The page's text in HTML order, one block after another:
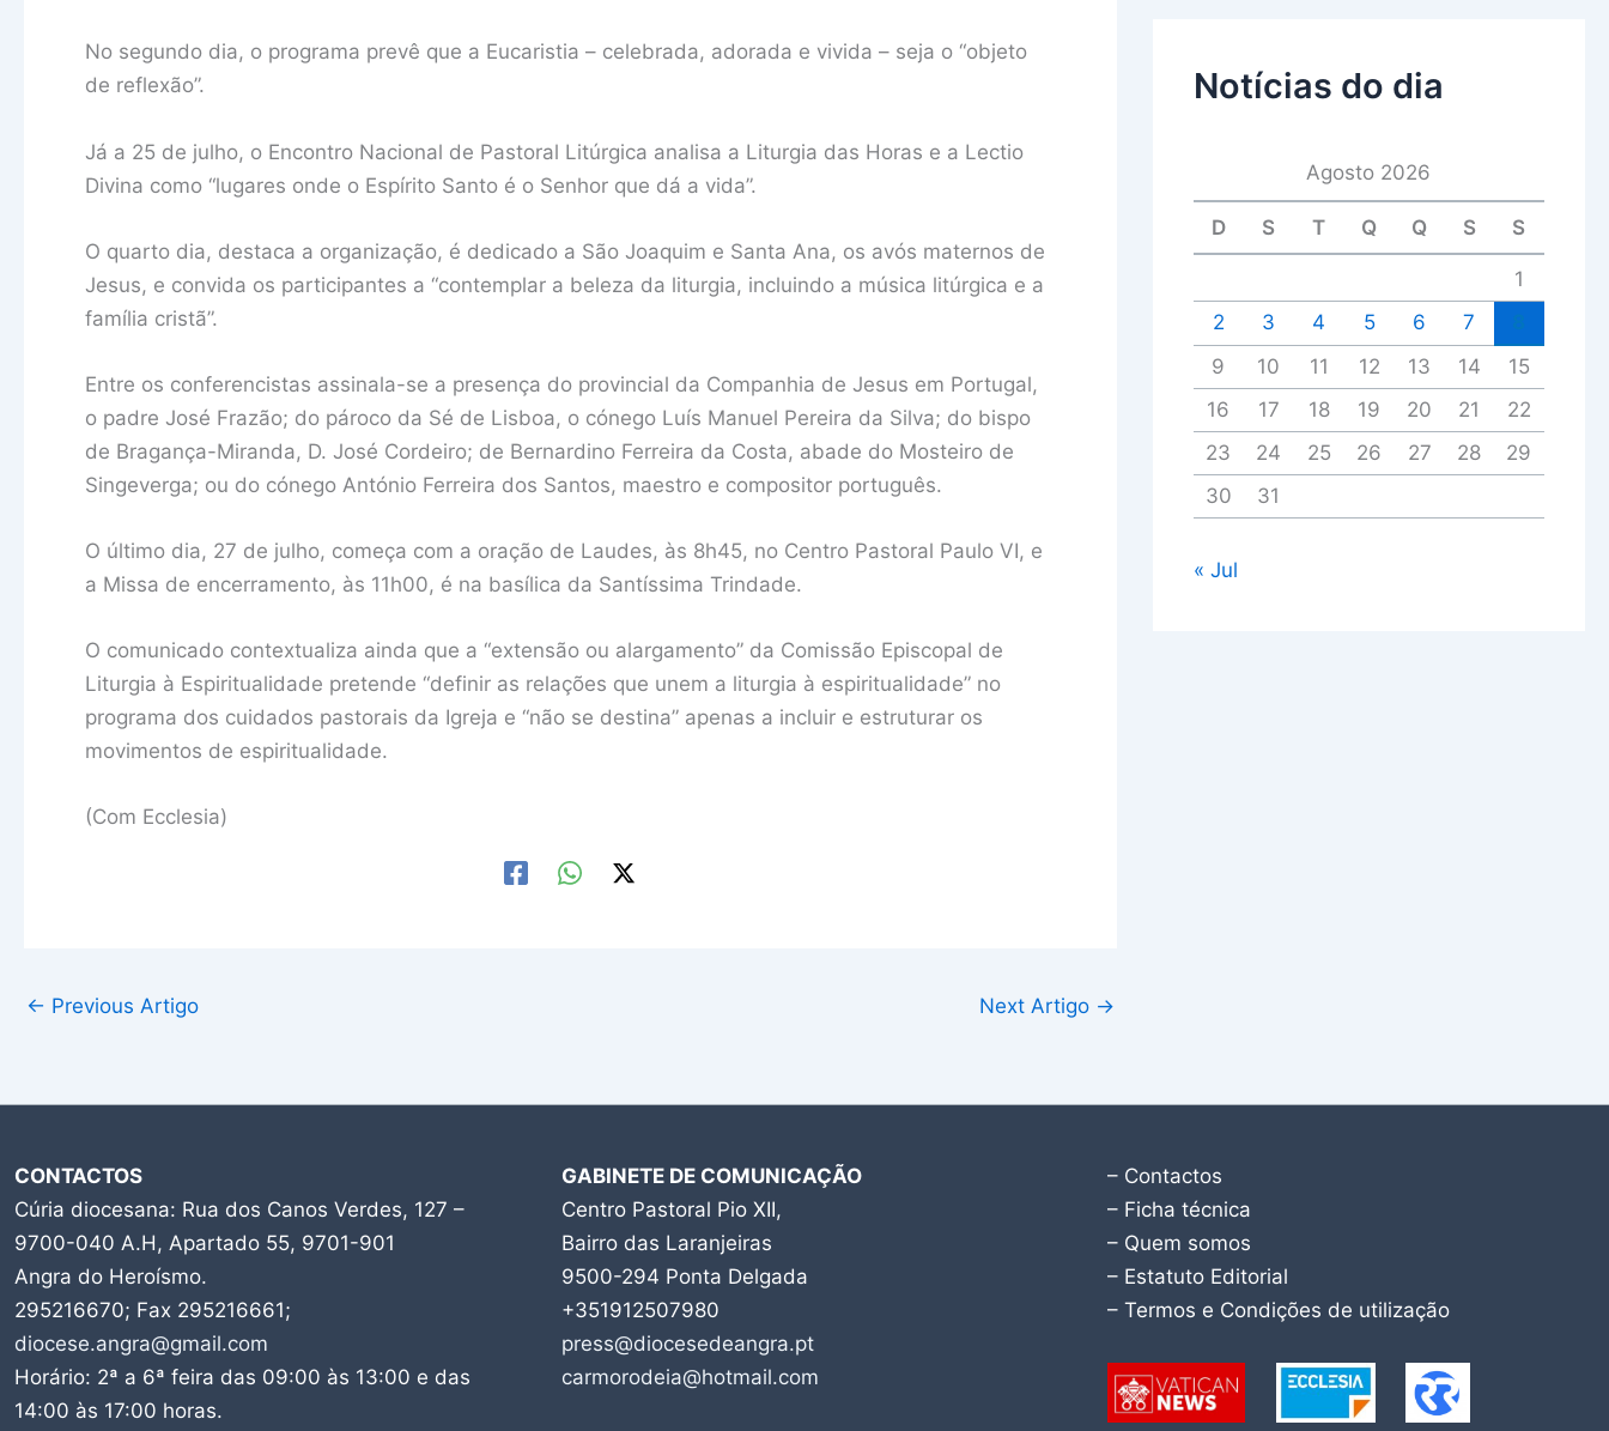
No segundo dia, o programa prevê que a Eucaristia – celebrada, adorada e vivida – seja o “objeto
de reflexão”.
Já a 25 de julho, o Encontro Nacional de Pastoral Litúrgica analisa a Liturgia das Horas e a Lectio
Divina como “lugares onde o Espírito Santo é o Senhor que dá a vida”.
O quarto dia, destaca a organização, é dedicado a São Joaquim e Santa Ana, os avós maternos de
Jesus, e convida os participantes a “contemplar a beleza da liturgia, incluindo a música litúrgica e a
família cristã”.
Entre os conferencistas assinala-se a presença do provincial da Companhia de Jesus em Portugal,
o padre José Frazão; do pároco da Sé de Lisboa, o cónego Luís Manuel Pereira da Silva; do bispo
de Bragança-Miranda, D. José Cordeiro; de Bernardino Ferreira da Costa, abade do Mosteiro de
Singeverga; ou do cónego António Ferreira dos Santos, maestro e compositor português.
O último dia, 27 de julho, começa com a oração de Laudes, às 8h45, no Centro Pastoral Paulo VI, e
a Missa de encerramento, às 11h00, é na basílica da Santíssima Trindade.
O comunicado contextualiza ainda que a “extensão ou alargamento” da Comissão Episcopal de
Liturgia à Espiritualidade pretende “definir as relações que unem a liturgia à espiritualidade” no
programa dos cuidados pastorais da Igreja e “não se destina” apenas a incluir e estruturar os
movimentos de espiritualidade.
(Com Ecclesia)
← Previous Artigo Next Artigo →
Notícias do dia
Agosto 2026
D S T Q Q S S
1
2
3 4 5 6 7
9
10 11 12 13 14
15
16
17 18 19 20 21
22
23
24 25 26 27 28
29
30
31
« Jul
CONTACTOS
Cúria diocesana: Rua dos Canos Verdes, 127 –
9700-040 A.H, Apartado 55, 9701-901
Angra do Heroísmo.
295216670; Fax 295216661;
diocese.angra@gmail.com
Horário: 2ª a 6ª feira das 09:00 às 13:00 e das
14:00 às 17:00 horas.
GABINETE DE COMUNICAÇÃO
Centro Pastoral Pio XII,
Bairro das Laranjeiras
9500-294 Ponta Delgada
+351912507980
press@diocesedeangra.pt
carmorodeia@hotmail.com
– Contactos
– Ficha técnica
– Quem somos
– Estatuto Editorial
– Termos e Condições de utilização